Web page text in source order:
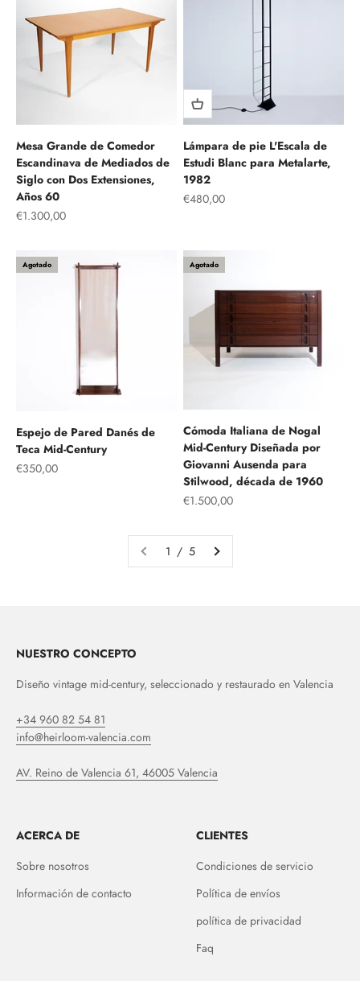
Mesa Grande de Comedor
Escandinava de Mediados de
Siglo con Dos Extensiones,
Años 60
Precio de oferta
€1.300,00
Lámpara de pie L'Escala de
Estudi Blanc para Metalarte,
1982
Precio de oferta
€480,00
Agotado
Espejo de Pared Danés de
Teca Mid-Century
Precio de oferta
€350,00
Agotado
Cómoda Italiana de Nogal
Mid-Century Diseñada por
Giovanni Ausenda para
Stilwood, década de 1960
Precio de oferta
€1.500,00
1 / 5
NUESTRO CONCEPTO
Diseño vintage mid-century, seleccionado y restaurado en Valencia
+34 960 82 54 81
info@heirloom-valencia.com
AV. Reino de Valencia 61, 46005 Valencia
ACERCA DE
Sobre nosotros
Información de contacto
CLIENTES
Condiciones de servicio
Política de envíos
política de privacidad
Faq